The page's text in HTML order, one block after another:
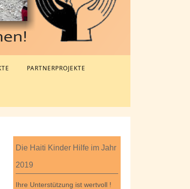
PARTNERPROJEKTE
Die Haiti Kinder Hilfe im Jahr
2019
Ihre Unterstützung ist wertvoll !